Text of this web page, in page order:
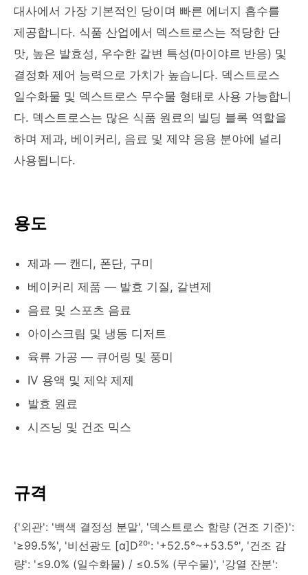
대사에서 가장 기본적인 당이며 빠른 에너지 흡수를
제공합니다. 식품 산업에서 덱스트로스는 적당한 단
맛, 높은 발효성, 우수한 갈변 특성(마이야르 반응) 및
결정화 제어 능력으로 가치가 높습니다. 덱스트로스
일수화물 및 덱스트로스 무수물 형태로 사용 가능합니
다. 덱스트로스는 많은 식품 원료의 빌딩 블록 역할을
하며 제과, 베이커리, 음료 및 제약 응용 분야에 널리
사용됩니다.
용도
제과 — 캔디, 폰단, 구미
베이커리 제품 — 발효 기질, 갈변제
음료 및 스포츠 음료
아이스크림 및 냉동 디저트
육류 가공 — 큐어링 및 풍미
IV 용액 및 제약 제제
발효 원료
시즈닝 및 건조 믹스
규격
{'외관': '백색 결정성 분말', '덱스트로스 함량 (건조 기준)':
'≥99.5%', '비선광도 [α]D²⁰': '+52.5°~+53.5°', '건조 감
량': '≤9.0% (일수화물) / ≤0.5% (무수물)', '강열 잔분':